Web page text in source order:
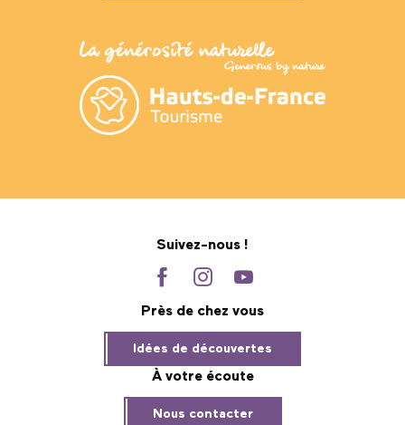
Suivez-nous !
Près de chez vous
Idées de découvertes
À votre écoute
Nous contacter